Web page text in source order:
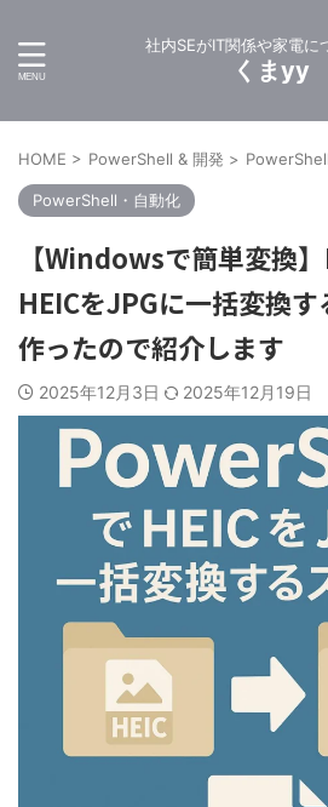
社内SEがIT関係や家電に
くまyy
HOME > PowerShell & 開発 >
PowerShell・自動化
【Windowsで簡単変換
HEICをJPGに一括変換
作ったので紹介します
2025年12月3日 2025年12月19日